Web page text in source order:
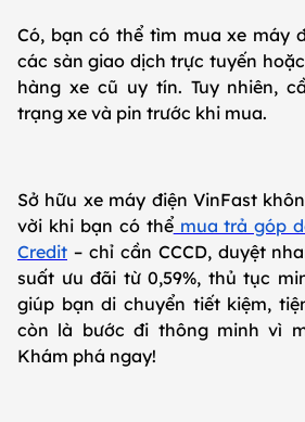
Có, bạn có thể tìm mua xe máy
các sàn giao dịch trực tuyến
hàng xe cũ uy tín. Tuy nhiên,
trạng xe và pin trước khi mua.
Sở hữu xe máy điện VinFast
vời khi bạn có thểmua trả góp
Credit – chỉ cần CCCD, duyệt
suất ưu đãi từ 0,59%, thủ tục
giúp bạn di chuyển tiết kiệm,
còn là bước đi thông minh vì
Khám phá ngay!